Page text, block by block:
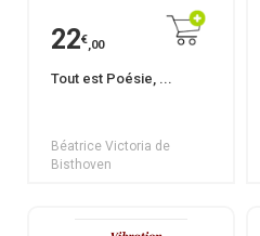
22€,00
Tout est Poésie, ...
Béatrice Victoria de
Bisthoven